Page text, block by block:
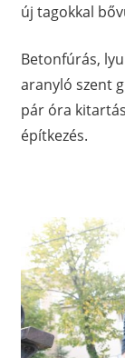
új tagokkal
Betonfúrás,
aranyló szent
pár óra
építkezés.